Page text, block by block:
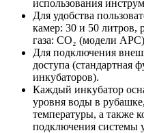
использования
Для удобства
камер: 30 и 50 литров,
газа: CO₂ (модели
Для подключения
доступа (стандартная
инкубаторов).
Каждый инкубатор
уровня воды в
температуры, а также
подключения системы